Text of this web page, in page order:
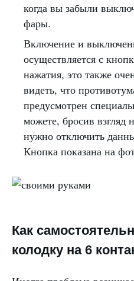
когда вы забыли
фары.
Включение и
осуществляется с
нажатия, это также
видеть, что
предусмотрен
можете, бросив взгляд
нужно отключить
Кнопка показана на
Как
колодку на 6